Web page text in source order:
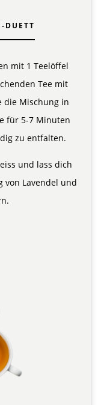
DUETT
mit 1 Teelöffel
Tee mit
die Mischung in
für 5-7 Minuten
zu entfalten.
und lass dich
von Lavendel und